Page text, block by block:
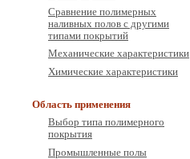
Сравнение полимерных
наливных полов с другими
типами покрытий
Механические характеристики
Химические характеристики
Область применения
Выбор типа полимерного
покрытия
Промышленные полы